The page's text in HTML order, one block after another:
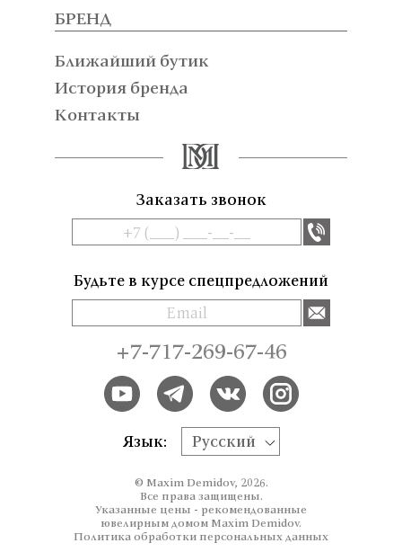
БРЕНД
Ближайший бутик
История бренда
Контакты
Заказать звонок
Будьте в курсе спецпредложений
+7-717-269-67-46
Язык: Русский
© Maxim Demidov, 2026.
Все права защищены.
Указанные цены - рекомендованные
ювелирным домом Maxim Demidov.
Политика обработки персональных данных